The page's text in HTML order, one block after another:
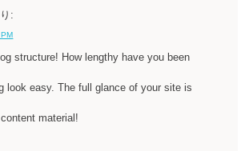
:
structure! How lengthy have you been
look easy. The full glance of your site is
material!